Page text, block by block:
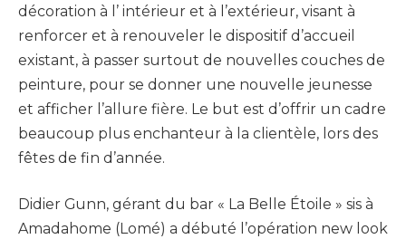
décoration à l’ intérieur et à l’extérieur, visant à
renforcer et à renouveler le dispositif d’accueil
existant, à passer surtout de nouvelles couches de
peinture, pour se donner une nouvelle jeunesse
et afficher l’allure fière. Le but est d’offrir un cadre
beaucoup plus enchanteur à la clientèle, lors des
fêtes de fin d’année.
Didier Gunn, gérant du bar « La Belle Étoile » sis à
Amadahome (Lomé) a débuté l’opération new look